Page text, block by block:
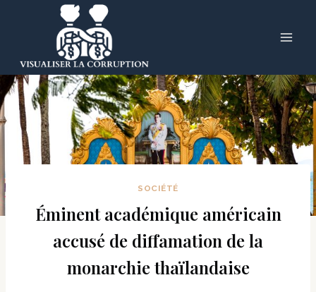
SOCIÉTÉ
Éminent académique américain
accusé de diffamation de la
monarchie thaïlandaise